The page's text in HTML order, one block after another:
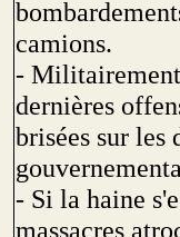
camions.
-
dernières
brisées sur les
- Si la haine
massacres